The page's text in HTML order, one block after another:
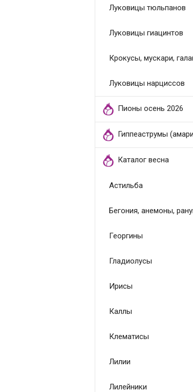
Луковицы тюльпанов
Луковицы гиацинтов
Крокусы, мускари,
Луковицы нарциссов
Пионы осень 2026
Гиппеаструмы
Каталог весна
Астильба
Бегония, анемоны,
Георгины
Гладиолусы
Ирисы
Каллы
Клематисы
Лилии
Лилейники